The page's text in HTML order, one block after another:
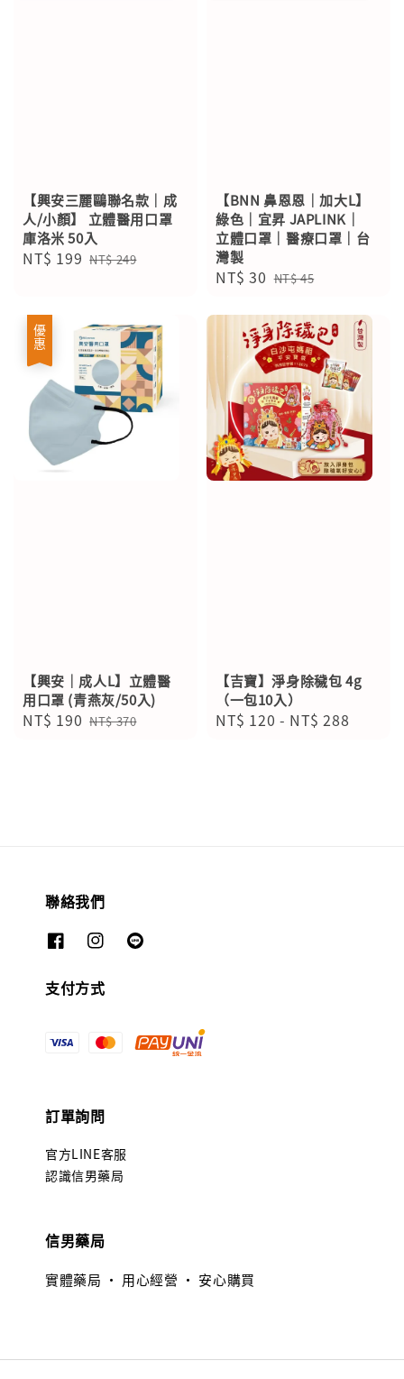
【興安三麗鷗聯名款｜成
人/小顏】 立體醫用口罩
庫洛米 50入
Sale
NT$ 199 Regular
NT$ 249
【BNN 鼻恩恩｜加大L】
綠色｜宜昇 JAPLINK｜
立體口罩｜醫療口罩｜台
灣製
Sale
NT$ 30 Regular
NT$ 45
優惠
【興安｜成人L】立體醫
用口罩 (青燕灰/50入)
Sale
NT$ 190 Regular
NT$ 370
【吉寶】淨身除穢包 4g
（一包10入）
Regular
NT$ 120 - NT$ 288
聯絡我們
支付方式
訂單詢問
官方LINE客服
認識信男藥局
信男藥局
實體藥局 · 用心經營 · 安心購買